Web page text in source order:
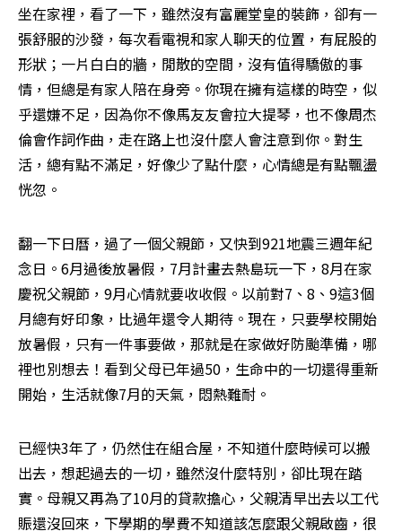
坐在家裡，看了一下，雖然沒有富麗堂皇的裝飾，卻有一
張舒服的沙發，每次看電視和家人聊天的位置，有屁股的
形狀；一片白白的牆，閒散的空間，沒有值得驕傲的事
情，但總是有家人陪在身旁。你現在擁有這樣的時空，似
乎還嫌不足，因為你不像馬友友會拉大提琴，也不像周杰
倫會作詞作曲，走在路上也沒什麼人會注意到你。對生
活，總有點不滿足，好像少了點什麼，心情總是有點飄盪
恍忽。
翻一下日曆，過了一個父親節，又快到921地震三週年紀
念日。6月過後放暑假，7月計畫去熱島玩一下，8月在家
慶祝父親節，9月心情就要收收假。以前對7、8、9這3個
月總有好印象，比過年還令人期待。現在，只要學校開始
放暑假，只有一件事要做，那就是在家做好防颱準備，哪
裡也別想去！看到父母已年過50，生命中的一切還得重新
開始，生活就像7月的天氣，悶熱難耐。
已經快3年了，仍然住在組合屋，不知道什麼時候可以搬
出去，想起過去的一切，雖然沒什麼特別，卻比現在踏
實。母親又再為了10月的貸款擔心，父親清早出去以工代
賑還沒回來，下學期的學費不知道該怎麼跟父親啟齒，很